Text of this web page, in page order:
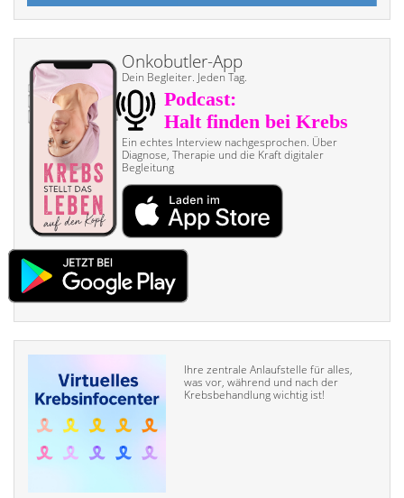
Onkobutler-App
Dein Begleiter. Jeden Tag.
Ein echtes Interview nach­gesprochen. Über
Diagnose, Therapie und die Kraft digitaler
Begleitung
Ihre zentrale Anlaufstelle für alles,
was vor, während und nach der
Krebsbehandlung wichtig ist!